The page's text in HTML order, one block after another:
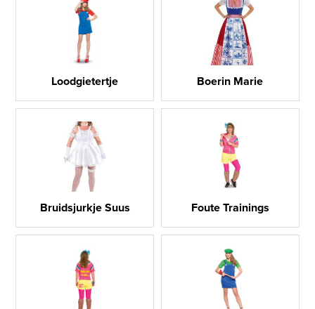
Loodgietertje Boerin Marie
Bruidsjurkje Suus Foute Trainings